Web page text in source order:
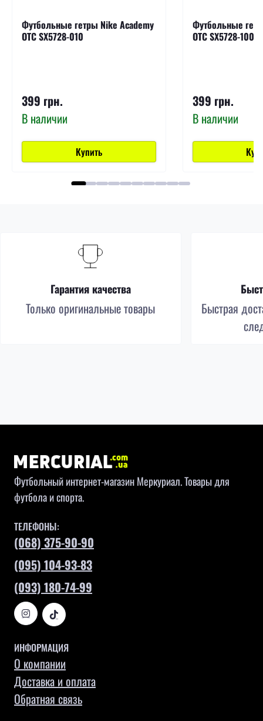
Футбольные гетры Nike Academy
OTC SX5728-010
399 грн.
В наличии
Купить
Футбольные
OTC SX5728-100
399 грн.
В наличии
Гарантия качества
Только оригинальные товары
Быстрая
Футбольный интернет-магазин Меркуриал. Товары для
футбола и спорта.
ТЕЛЕФОНЫ:
(068) 375-90-90
(095) 104-93-83
(093) 180-74-99
ИНФОРМАЦИЯ
О компании
Доставка и оплата
Обратная связь